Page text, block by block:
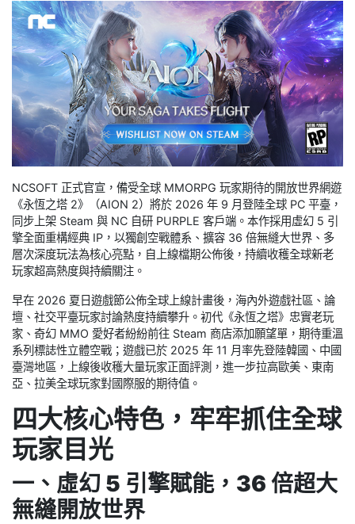
NCSOFT 正式官宣，備受全球 MMORPG 玩家期待的開放世界網遊
《永恆之塔 2》（AION 2）將於 2026 年 9 月登陸全球 PC 平臺，
同步上架 Steam 與 NC 自研 PURPLE 客戶端。本作採用虛幻 5 引
擎全面重構經典 IP，以獨創空戰體系、擴容 36 倍無縫大世界、多
層次深度玩法為核心亮點，自上線檔期公佈後，持續收穫全球新老
玩家超高熱度與持續關注。
早在 2026 夏日遊戲節公佈全球上線計畫後，海內外遊戲社區、論
壇、社交平臺玩家討論熱度持續攀升。初代《永恆之塔》忠實老玩
家、奇幻 MMO 愛好者紛紛前往 Steam 商店添加願望單，期待重溫
系列標誌性立體空戰；遊戲已於 2025 年 11 月率先登陸韓國、中國
臺灣地區，上線後收穫大量玩家正面評測，進一步拉高歐美、東南
亞、拉美全球玩家對國際服的期待值。
四大核心特色，牢牢抓住全球
玩家目光
一、虛幻 5 引擎賦能，36 倍超大
無縫開放世界